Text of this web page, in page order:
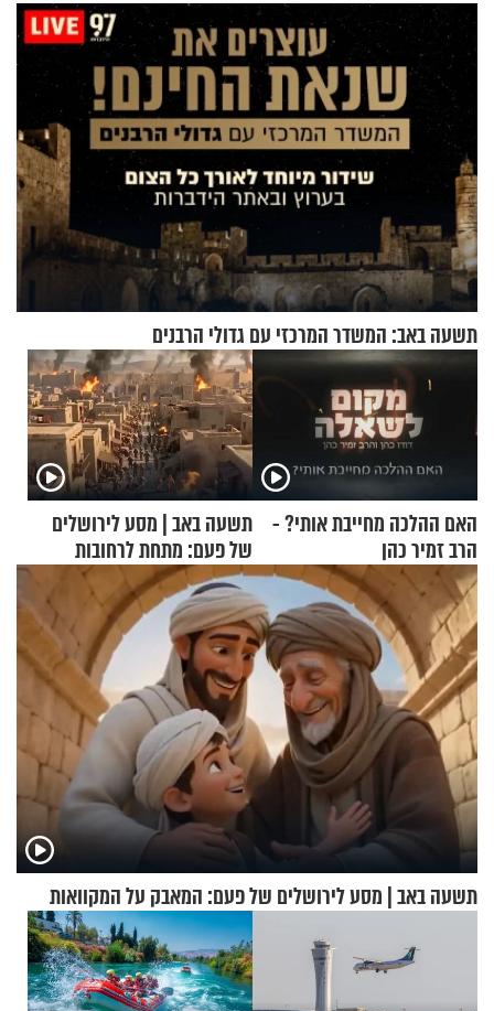
גרוסמן בשיחה מיוחדת
תשעה באב: המשדר המרכזי עם גדולי הרבנים
האם ההלכה מחייבת אותי? -
הרב זמיר כהן
תשעה באב | מסע לירושלים
של פעם: מתחת לרחובות
ירושלים
תשעה באב | מסע לירושלים של פעם: המאבק על המקוואות